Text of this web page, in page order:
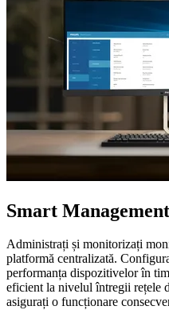
Smart
Administrați și monitorizați
platformă centralizată.
performanța dispozitivelor în
eficient la nivelul întregii rețele
asigurați o funcționare